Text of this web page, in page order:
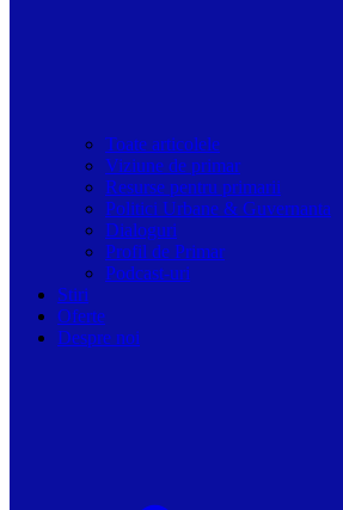
Toate articolele
Viziune de primar
Resurse pentru primarii
Politici Urbane & Guvernanta
Dialoguri
Profil de Primar
Podcast-uri
Stiri
Oferte
Despre noi